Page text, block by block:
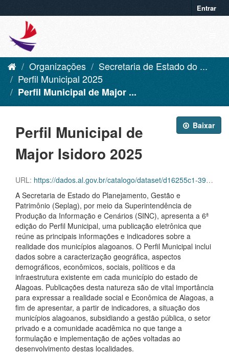
Entrar
Organizações
Secretaria de Estado do ...
Perfil Municipal 2025
Perfil Municipal de Major ...
Baixar
Perfil Municipal de
Major Isidoro 2025
URL: https://dados.al.gov.br/catalogo/dataset/d16255c1-39f6-42aa-92c8-eca419432ebf/resource/3f42ffe0-886a-4044-b92c-69913436aac7/download/major-isidoro.pdf
A Secretaria de Estado do Planejamento, Gestão e
Patrimônio (Seplag), por meio da Superintendência de
Produção da Informação e Cenários (SINC), apresenta a 6ª
edição do Perfil Municipal, uma publicação eletrônica que
reúne as principais informações e indicadores sobre a
realidade dos municípios alagoanos. O Perfil Municipal inclui
dados sobre a caracterização geográfica, aspectos
demográficos, econômicos, sociais, políticos e da
infraestrutura existente em cada município do estado de
Alagoas. Publicações desta natureza são de vital importância
para expressar a realidade social e Econômica de Alagoas, a
fim de apresentar, a partir de indicadores, a situação dos
municípios alagoanos, subsidiando a gestão pública, o setor
privado e a comunidade acadêmica no que tange a
formulação e implementação de ações voltadas ao
desenvolvimento destas localidades.